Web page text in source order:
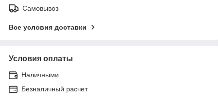
Самовывоз
Все условия доставки
Условия оплаты
Наличными
Безналичный расчет